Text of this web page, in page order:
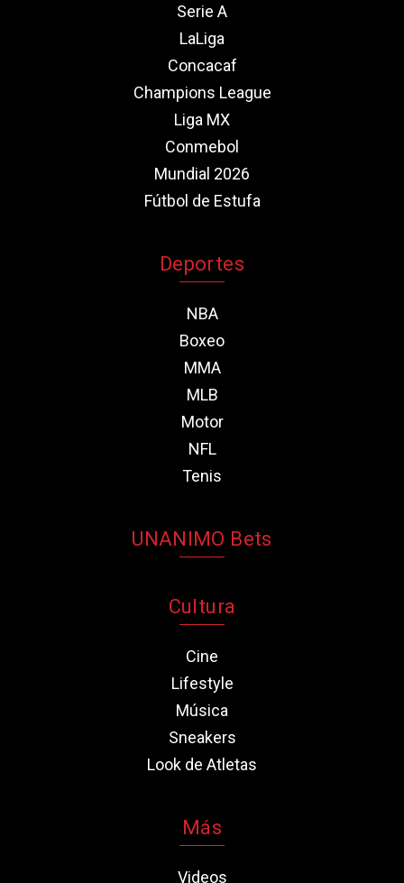
Serie A
LaLiga
Concacaf
Champions League
Liga MX
Conmebol
Mundial 2026
Fútbol de Estufa
Deportes
NBA
Boxeo
MMA
MLB
Motor
NFL
Tenis
UNANIMO Bets
Cultura
Cine
Lifestyle
Música
Sneakers
Look de Atletas
Más
Videos